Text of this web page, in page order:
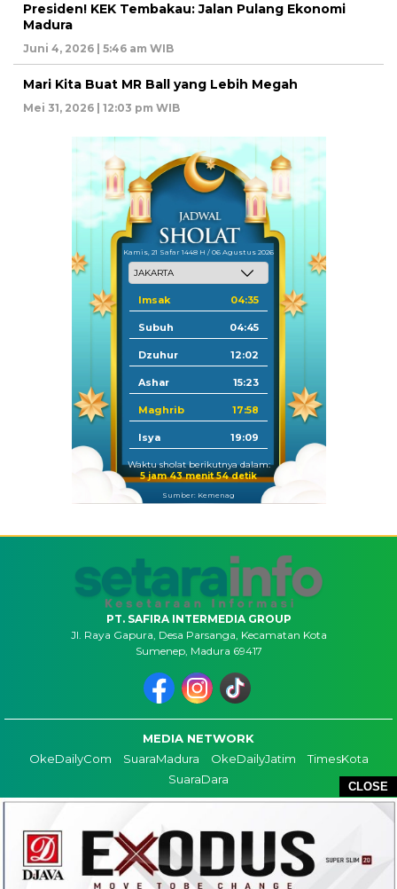
CLOSE
Presiden! KEK Tembakau: Jalan Pulang Ekonomi
Madura
Juni 4, 2026 | 5:46 am WIB
Mari Kita Buat MR Ball yang Lebih Megah
Mei 31, 2026 | 12:03 pm WIB
Kamis, 21 Safar 1448 H / 06 Agustus 2026
Imsak 04:35
Subuh 04:45
Dzuhur 12:02
Ashar 15:23
Maghrib 17:58
Isya 19:09
Waktu sholat berikutnya dalam:
5 jam 43 menit 54 detik
Sumber: Kemenag
PT. SAFIRA INTERMEDIA GROUP
Jl. Raya Gapura, Desa Parsanga, Kecamatan Kota
Sumenep, Madura 69417
MEDIA NETWORK
OkeDailyCom
SuaraMadura OkeDailyJatim
TimesKota
SuaraDara
COPYRIGHT ©2026 SETARAINFO - ALL RIGHTS RESERVED